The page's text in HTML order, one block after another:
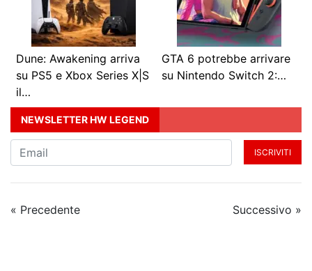
Dune: Awakening arriva
su PS5 e Xbox Series X|S
il…
GTA 6 potrebbe arrivare
su Nintendo Switch 2:…
NEWSLETTER HW LEGEND
ISCRIVITI
« Precedente Successivo »